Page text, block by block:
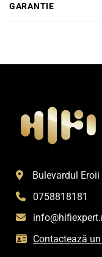
GARANTIE
Bulevardul
0758818181
Contactează